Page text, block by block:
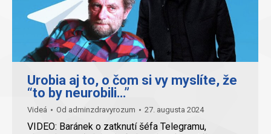
Urobia aj to, o čom si vy myslíte, že
“to by neurobili…”
Videá Od adminzdravyrozum 27. augusta 2024
VIDEO: Baránek o zatknutí šéfa Telegramu,